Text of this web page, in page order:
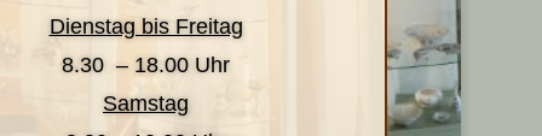
Dienstag bis Freitag
8.30 – 18.00 Uhr
Samstag